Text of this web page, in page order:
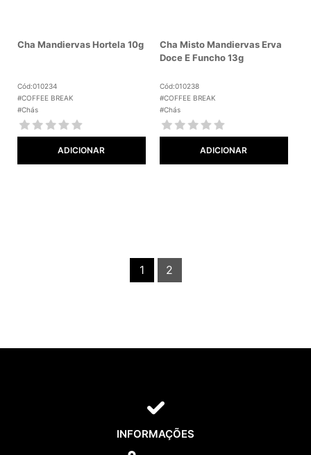
Cha Mandiervas Hortela 10g
Cód:010234
#COFFEE BREAK
#Chás
ADICIONAR
Cha Misto Mandiervas Erva
Doce E Funcho 13g
Cód:010238
#COFFEE BREAK
#Chás
ADICIONAR
1 2
INFORMAÇÕES